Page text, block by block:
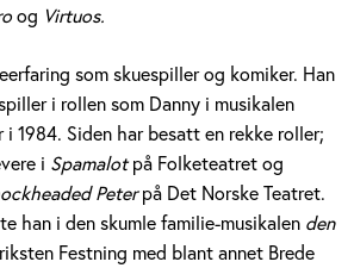
og Virtuos.
som skuespiller og komiker. Han
i rollen som Danny i musikalen
i 1984. Siden har besatt en rekke roller;
i Spamalotpå Folketeatret og
Peterpå Det Norske Teatret.
han i den skumle familie-musikalen den
Festning med blant annet Brede